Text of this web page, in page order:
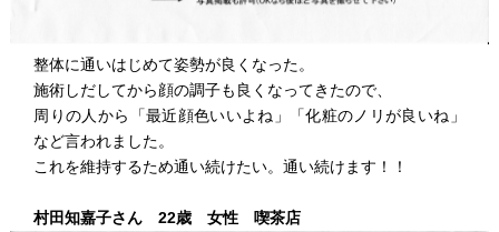
整体に通いはじめて姿勢が良くなった。
施術しだしてから顔の調子も良くなってきたので、
周りの人から「最近顔色いいよね」「化粧のノリが良いね」
など言われました。
これを維持するため通い続けたい。通い続けます！！
村田知嘉子さん 22歳 女性 喫茶店